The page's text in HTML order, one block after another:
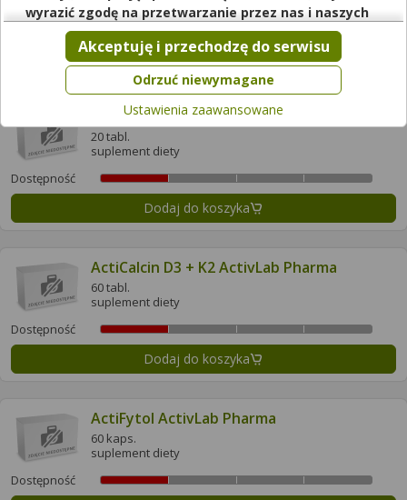
Dostępność
Dodaj do koszyka
Acetylocysteina Puls
20 tabl.
suplement diety
Dostępność
Dodaj do koszyka
ActiCalcin D3 + K2 ActivLab Pharma
60 tabl.
suplement diety
Dostępność
Dodaj do koszyka
ActiFytol ActivLab Pharma
60 kaps.
suplement diety
Dostępność
wyrazić zgodę na przetwarzanie przez nas i naszych
partnerów Twoich danych w powyższych celach.
Pamiętaj, że wyrażenie zgody jest dobrowolne, a wyrażoną
zgodę możesz w każdej chwili cofnąć, możesz też wycofać
zgodę na przetwarzanie Twoich danych tylko w niektórych
celach. Jeżeli chcesz dowiedzieć się więcej lub chcesz
przeprowadzić konfigurację szczegółową, to możesz tego
dokonać za pomocą „Ustawień zaawansowanych".
Więcej informacji na temat wykorzystywania narzędzi
zewnętrznych w naszym serwisie znajdziesz wRegulaminie
Odrzuć niewymagane
Akceptuję i przechodzę do serwisu
Ustawienia zaawansowane